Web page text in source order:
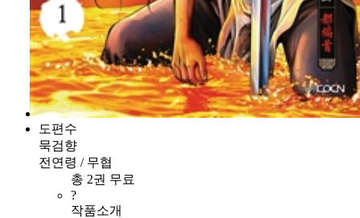
도편수
묵검향
전연령 / 무협
총 2권 무료
?
작품소개